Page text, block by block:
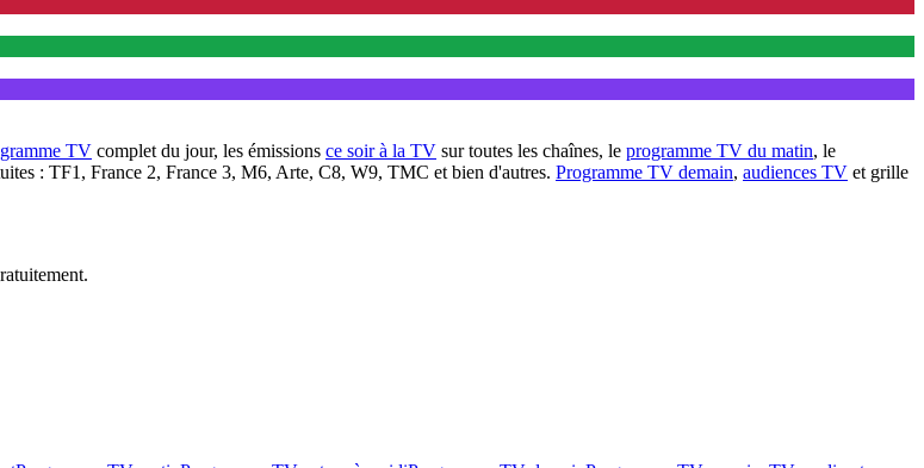
TV complet du jour, les émissions ce soir à la TV sur toutes les chaînes, le programme TV du matin, le
: TF1, France 2, France 3, M6, Arte, C8, W9, TMC et bien d'autres. Programme TV demain, audiences TV et grille